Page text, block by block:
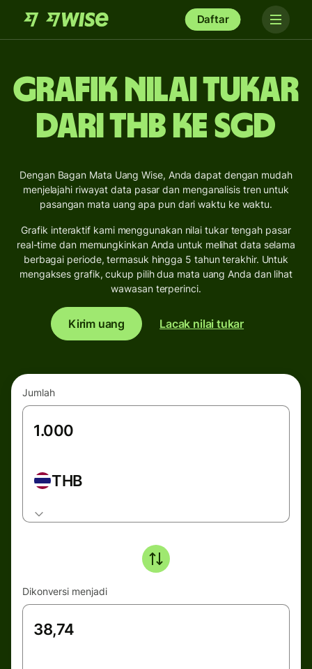
Daftar
Grafik Nilai Tukar
dari THB ke SGD
Dengan Bagan Mata Uang Wise, Anda dapat dengan mudah
menjelajahi riwayat data pasar dan menganalisis tren untuk
pasangan mata uang apa pun dari waktu ke waktu.
Grafik interaktif kami menggunakan nilai tukar tengah pasar
real-time dan memungkinkan Anda untuk melihat data selama
berbagai periode, termasuk hingga 5 tahun terakhir. Untuk
mengakses grafik, cukup pilih dua mata uang Anda dan lihat
wawasan terperinci.
Kirim uang Lacak nilai tukar
Jumlah
THB
Dikonversi menjadi